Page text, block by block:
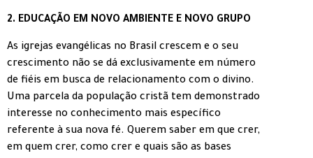
2. EDUCAÇÃO EM NOVO AMBIENTE E NOVO GRUPO
As igrejas evangélicas no Brasil crescem e o seu
crescimento não se dá exclusivamente em número
de fiéis em busca de relacionamento com o divino.
Uma parcela da população cristã tem demonstrado
interesse no conhecimento mais específico
referente à sua nova fé. Querem saber em que crer,
em quem crer, como crer e quais são as bases